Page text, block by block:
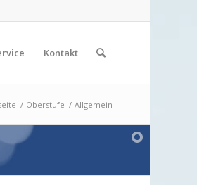
Kontakt
/ Oberstufe / Allgemein